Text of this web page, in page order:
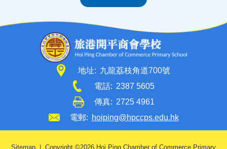
地址: 九龍荔枝角道700號
電話: 2387 5605
傳真: 2725 4961
電郵: hoiping@hpccps.edu.hk
Sitemap | Copyright ©2026 Hoi Ping Chamber of Commerce Primary